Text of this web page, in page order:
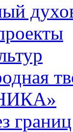
границ